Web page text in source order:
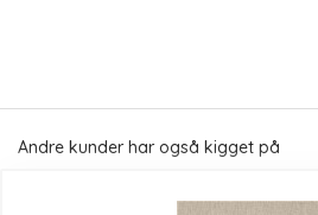
Andre kunder har også kigget på